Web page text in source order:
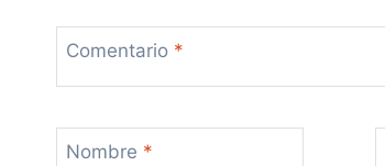
Comentario *
Nombre *